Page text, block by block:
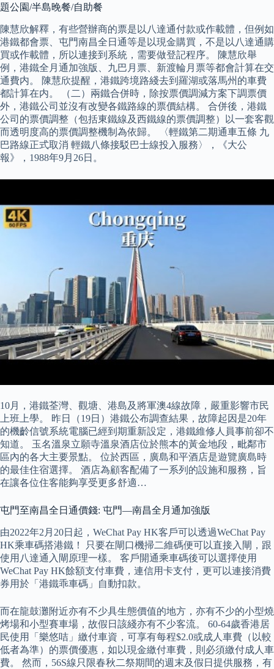
題公園/半島晚餐/自助餐
陳慧欣解釋，有些營辦商的票是以八達通付款或作載體，但例如
港鐵都會票、屯門南昌全日通等是以現金購買，不是以八達通購
買或作載體，所以連接到系統，需要做登記程序。 陳慧欣舉
例，港鐵全月通加強版、九巴月票、新渡輪月票等都會計算在交
通費内。 陳慧欣提醒，港鐵跨境路綫去到羅湖或落馬州的車費
都計算在内。 （二）兩鐵合併時，除按票價調減方案下調票價
外，港鐵公司並沒有改變各鐵路線的票價結構。 合併後，港鐵
公司的票價調整（包括東鐵線及西鐵線的票價調整）以一套客觀
而透明度高的票價調整機制為依歸。 〈輕鐵第二期通車五條 九
巴路線正式取消 輕鐵八條接駁巴士線投入服務〉，《大公
報》，1988年9月26日。
10月，港鐵荃灣、觀塘、港島及將軍澳4線故障，嚴重影響市民
上班上學。 昨日（19日）港鐵公布調查結果，故障起因是20年
的機齡信號系統電腦已經到期重新設定，港鐵維修人員事前卻不
知道。 玉名溫泉立願寺溫泉酒店位於熊本的黃金地段，毗鄰市
區內的各大主要景點。 位於西區，廣島和平酒店是遊覽廣島時
的最佳住宿選擇。 酒店為顧客配備了一系列的設施和服務，旨
在讓各位住客能夠享受更多舒適…
屯門至南昌全日通價錢: 屯門—南昌全月通加強版
由2022年2月20日起，WeChat Pay HK客戶可以透過WeChat Pay
HK乘車碼搭港鐵！ 只要在閘口機掃二維碼便可以直接入閘，跟
使用八達通入閘原理一樣。 客戶開通乘車碼後可以選擇使用
WeChat Pay HK餘額支付車費，連信用卡支付，更可以連接消費
券用於「港鐵乖車碼」自動扣款。
而在龍鼓灘附近亦有不少具生態價值的地方，亦有不少的小型燒
烤場和小型賽車場，故假日該綫亦有不少客流。 60-64歲香港居
民使用「樂悠咭」繳付車資，可享有每程$2.0或成人車費（以較
低者為準）的票價優惠，如以現金繳付車費，則必須繳付成人車
費。 然而，56S線只限春秋二祭期間的週末及假日提供服務，有